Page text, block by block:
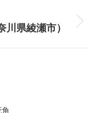
県綾瀬市）